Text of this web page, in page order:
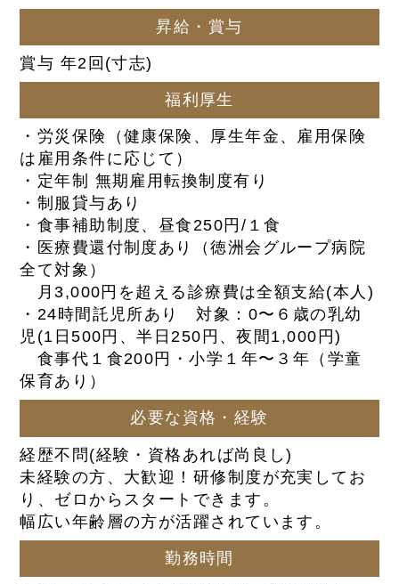
昇給・賞与
賞与 年2回(寸志)
福利厚生
・労災保険（健康保険、厚生年金、雇用保険
は雇用条件に応じて）
・定年制 無期雇用転換制度有り
・制服貸与あり
・食事補助制度、昼食250円/１食
・医療費還付制度あり（徳洲会グループ病院
全て対象）
月3,000円を超える診療費は全額支給(本人)
・24時間託児所あり 対象：0〜６歳の乳幼
児(1日500円、半日250円、夜間1,000円)
食事代１食200円・小学１年〜３年（学童
保育あり）
必要な資格・経験
経歴不問(経験・資格あれば尚良し)
未経験の方、大歓迎！研修制度が充実してお
り、ゼロからスタートできます。
幅広い年齢層の方が活躍されています。
勤務時間